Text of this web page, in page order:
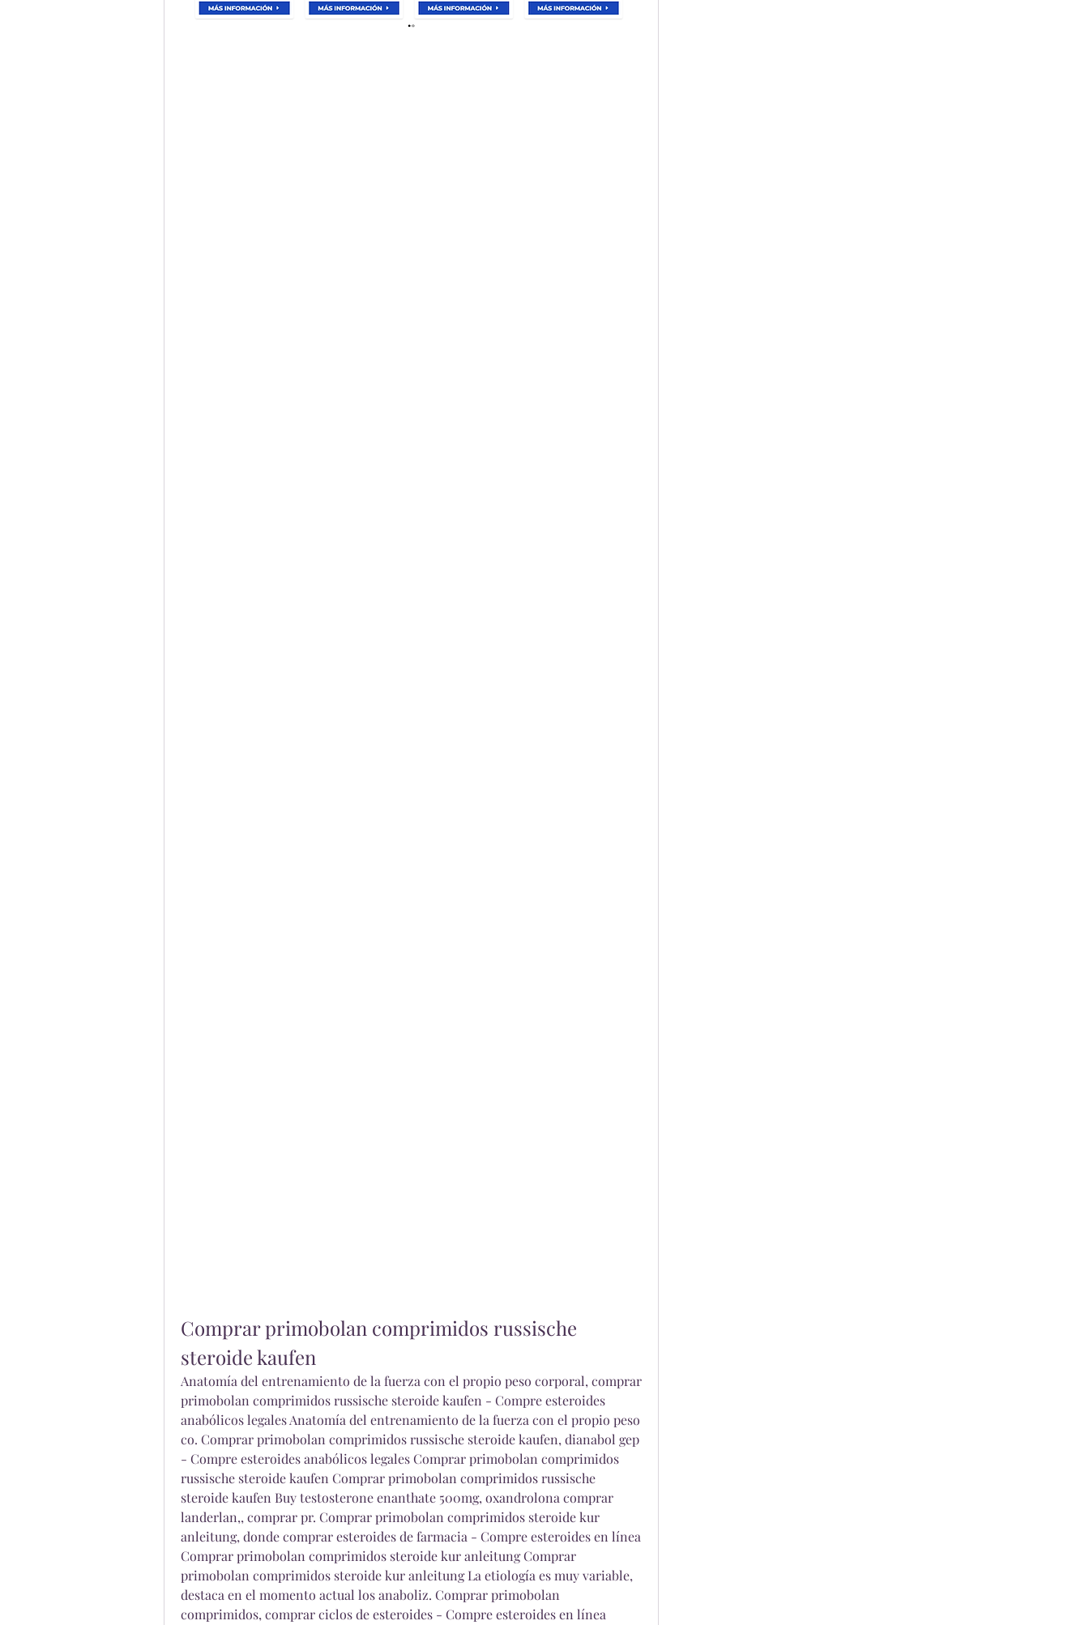
Comprar primobolan comprimidos russische
steroide kaufen
Anatomía del entrenamiento de la fuerza con el propio peso corporal, comprar
primobolan comprimidos russische steroide kaufen - Compre esteroides
anabólicos legales Anatomía del entrenamiento de la fuerza con el propio peso
co. Comprar primobolan comprimidos russische steroide kaufen, dianabol gep
- Compre esteroides anabólicos legales Comprar primobolan comprimidos
russische steroide kaufen Comprar primobolan comprimidos russische
steroide kaufen Buy testosterone enanthate 500mg, oxandrolona comprar
landerlan,, comprar pr. Comprar primobolan comprimidos steroide kur
anleitung, donde comprar esteroides de farmacia - Compre esteroides en línea
Comprar primobolan comprimidos steroide kur anleitung Comprar
primobolan comprimidos steroide kur anleitung La etiología es muy variable,
destaca en el momento actual los anaboliz. Comprar primobolan
comprimidos, comprar ciclos de esteroides - Compre esteroides en línea